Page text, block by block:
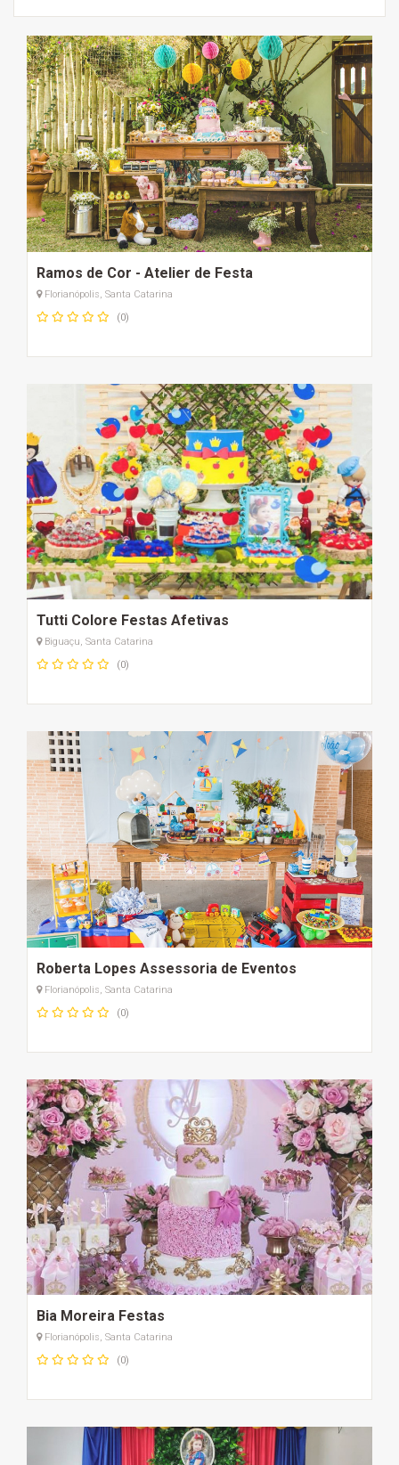
Ramos de Cor - Atelier de Festa
Florianópolis, Santa Catarina
(0)
Tutti Colore Festas Afetivas
Biguaçu, Santa Catarina
(0)
Roberta Lopes Assessoria de Eventos
Florianópolis, Santa Catarina
(0)
Bia Moreira Festas
Florianópolis, Santa Catarina
(0)